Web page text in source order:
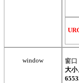
window 窗口
大小